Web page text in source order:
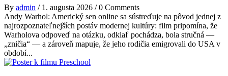
By admin / 1. augusta 2026 /0 Comments
Andy Warhol: Americký sen online sa sústreďuje na pôvod jednej z
najrozpoznateľnejších postáv modernej kultúry: film pripomína, že
Warholova odpoveď na otázku, odkiaľ pochádza, bola stručná —
„zničia“ — a zároveň mapuje, že jeho rodičia emigrovali do USA v
období...